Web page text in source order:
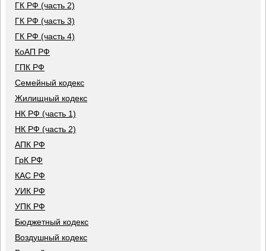
ГК РФ (часть 2)
ГК РФ (часть 3)
ГК РФ (часть 4)
КоАП РФ
ГПК РФ
Семейный кодекс
Жилищный кодекс
НК РФ (часть 1)
НК РФ (часть 2)
АПК РФ
ГрК РФ
КАС РФ
УИК РФ
УПК РФ
Бюджетный кодекс
Воздушный кодекс